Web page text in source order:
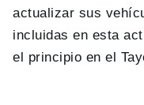
actualizar sus
incluidas en esta
el principio en el